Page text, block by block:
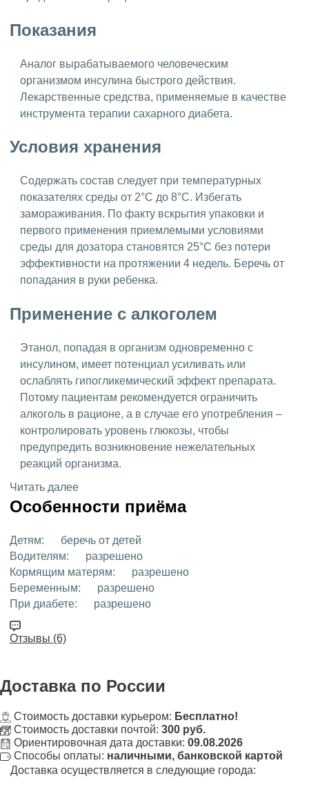
Показания
Аналог вырабатываемого человеческим
организмом инсулина быстрого действия.
Лекарственные средства, применяемые в качестве
инструмента терапии сахарного диабета.
Условия хранения
Содержать состав следует при температурных
показателях среды от 2°C до 8°C. Избегать
замораживания. По факту вскрытия упаковки и
первого применения приемлемыми условиями
среды для дозатора становятся 25°C без потери
эффективности на протяжении 4 недель. Беречь от
попадания в руки ребенка.
Применение с алкоголем
Этанол, попадая в организм одновременно с
инсулином, имеет потенциал усиливать или
ослаблять гипогликемический эффект препарата.
Потому пациентам рекомендуется ограничить
алкоголь в рационе, а в случае его употребления –
контролировать уровень глюкозы, чтобы
предупредить возникновение нежелательных
реакций организма.
Читать далее
Особенности приёма
Детям:
беречь от детей
Водителям:
разрешено
Кормящим матерям:
разрешено
Беременным:
разрешено
При диабете:
разрешено
Отзывы (6)
Доставка по России
Стоимость доставки курьером: Бесплатно!
Стоимость доставки почтой: 300 руб.
Ориентировочная дата доставки: 09.08.2026
Способы оплаты: наличными, банковской картой
Доставка осуществляется в следующие города: